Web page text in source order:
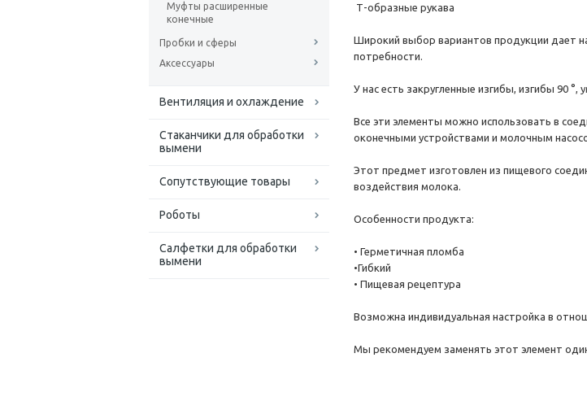
Муфты расширенные
конечные
Пробки и сферы
Аксессуары
Вентиляция и охлаждение
Стаканчики для обработки
вымени
Сопутствующие товары
Роботы
Салфетки для обработки
вымени
Т-образные рукава
Широкий выбор вариантов продукции дает
потребности.
У нас есть закругленные изгибы, изгибы 90
Все эти элементы можно использовать в
оконечными устройствами и молочным
Этот предмет изготовлен из пищевого
воздействия молока.
Особенности продукта:
• Герметичная пломба
•Гибкий
• Пищевая рецептура
Возможна индивидуальная настройка в
Мы рекомендуем заменять этот элемент